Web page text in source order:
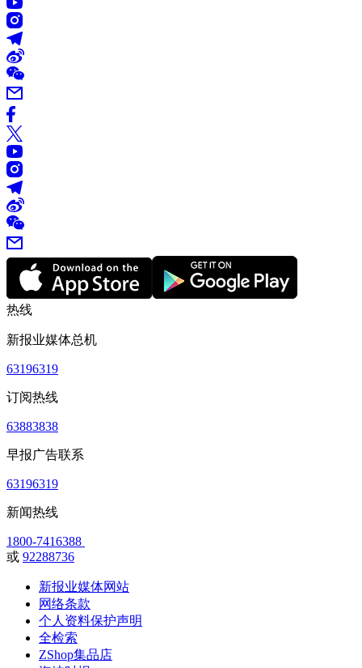
热线
新报业媒体总机
63196319
订阅热线
63883838
早报广告联系
63196319
新闻热线
1800-7416388
或 92288736
新报业媒体网站
网络条款
个人资料保护声明
全检索
ZShop集品店